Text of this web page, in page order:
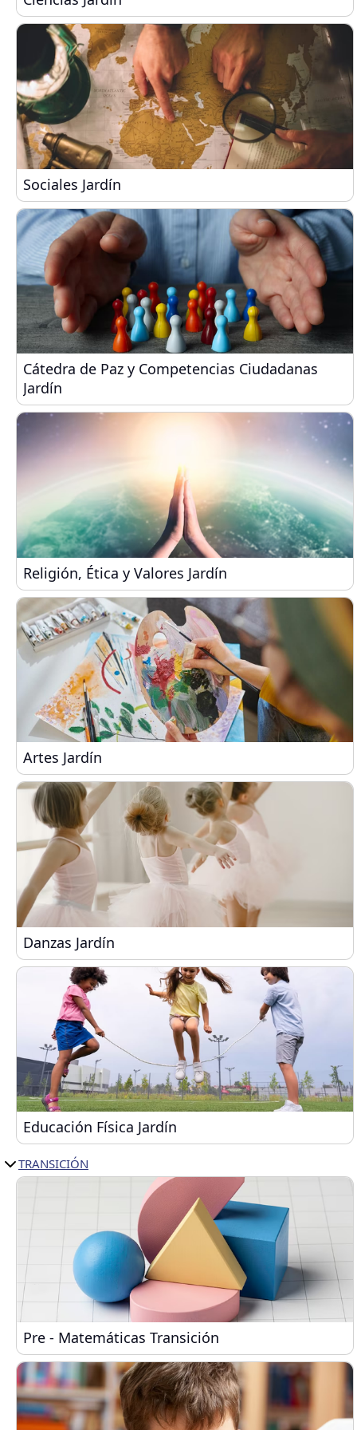
Sociales Jardín
Sociales Jardín
Cátedra de Paz y Competencias Ciudadanas
Cátedra de Paz y Competencias Ciudadanas
Jardín
Religión, Ética y Valores Jardín
Religión, Ética y Valores Jardín
Artes Jardín
Artes Jardín
Danzas Jardín
Danzas Jardín
Educación Física Jardín
Educación Física Jardín
TRANSICIÓN
Pre - Matemáticas Transición
Pre - Matemáticas Transición